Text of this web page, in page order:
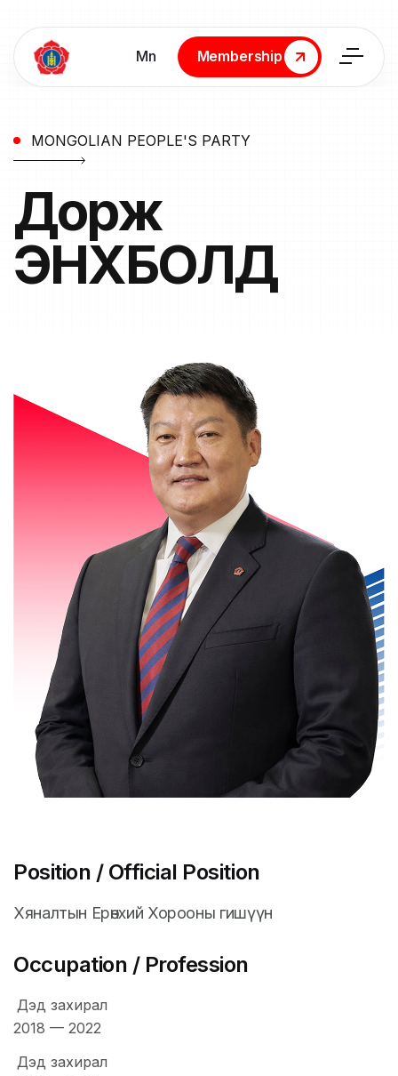
Мn
Membership
Membership
MONGOLIAN PEOPLE'S PARTY
Дорж
ЭНХБОЛД
Position / Official Position
Хяналтын Ерөнхий Хорооны гишүүн
Occupation / Profession
Дэд захирал
2018 — 2022
Дэд захирал